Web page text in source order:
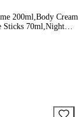
200ml,Body Cream
Sticks 70ml,Night